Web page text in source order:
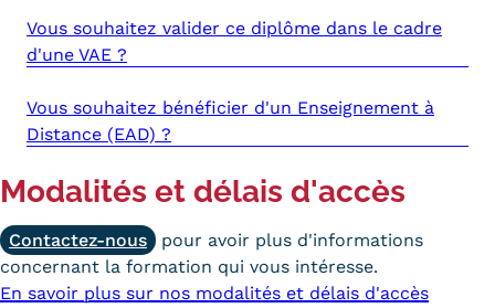
Accueillir un alternant ?
Taxe d'apprentissage
Infos enseignants
Être enseignant au Cnam
Infos partenaires
Liste des partenaires
Vous souhaitez valider ce diplôme dans le cadre
d'une VAE ?
Vous souhaitez bénéficier d'un Enseignement à
Distance (EAD) ?
Modalités et délais d'accès
Contactez-nous
pour avoir plus d'informations
concernant la formation qui vous intéresse.
En savoir plus sur nos modalités et délais d'accès